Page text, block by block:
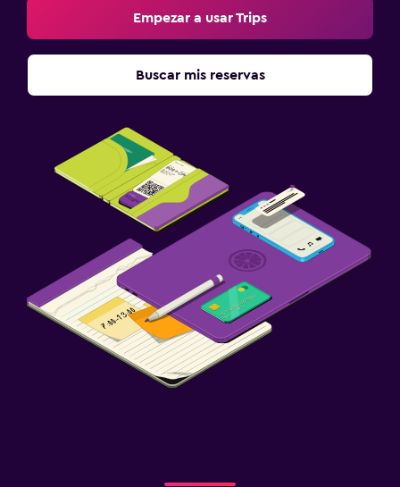
Empezar a usar Trips
Buscar mis reservas